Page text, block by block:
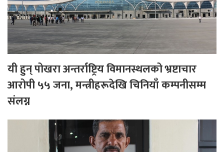
यी हुन् पोखरा अन्तर्राष्ट्रिय विमानस्थलको भ्रष्टाचार
आरोपी ५५ जना, मन्त्रीहरूदेखि चिनियाँ कम्पनीसम्म
संलग्न